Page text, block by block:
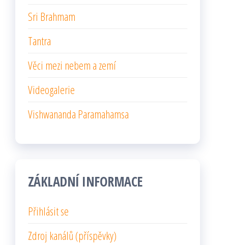
Sri Brahmam
Tantra
Věci mezi nebem a zemí
Videogalerie
Vishwananda Paramahamsa
ZÁKLADNÍ INFORMACE
Přihlásit se
Zdroj kanálů (příspěvky)